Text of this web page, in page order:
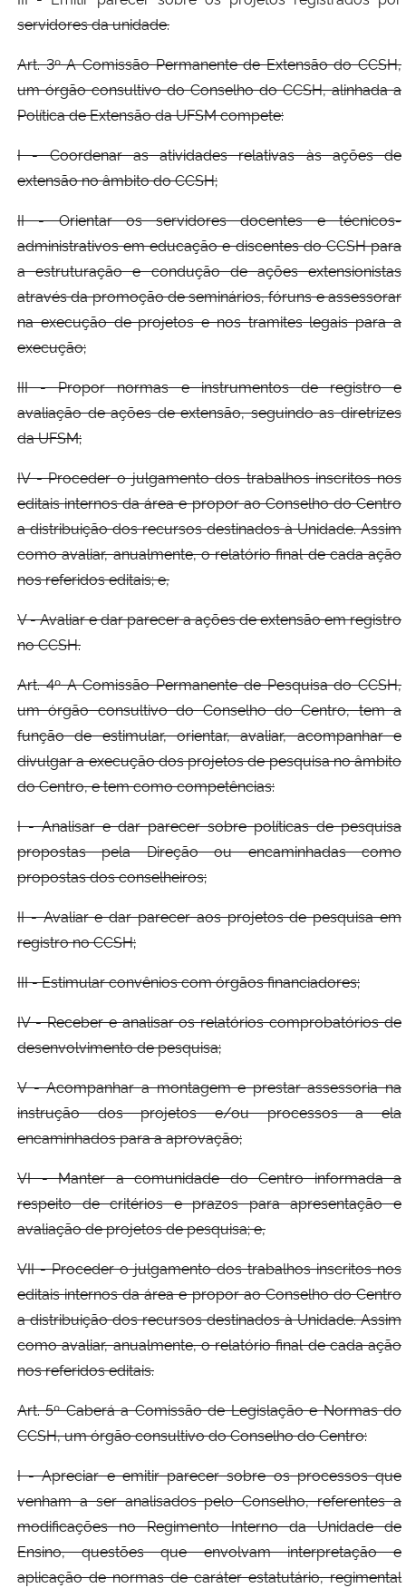
servidores da unidade.
Art. 3º A Comissão Permanente de Extensão do CCSH,
um órgão consultivo do Conselho do CCSH, alinhada a
Política de Extensão da UFSM compete:
I - Coordenar as atividades relativas às ações de
extensão no âmbito do CCSH;
II - Orientar os servidores docentes e técnicos-
administrativos em educação e discentes do CCSH para
a estruturação e condução de ações extensionistas
através da promoção de seminários, fóruns e assessorar
na execução de projetos e nos tramites legais para a
execução;
III - Propor normas e instrumentos de registro e
avaliação de ações de extensão, seguindo as diretrizes
da UFSM;
IV - Proceder o julgamento dos trabalhos inscritos nos
editais internos da área e propor ao Conselho do Centro
a distribuição dos recursos destinados à Unidade. Assim
como avaliar, anualmente, o relatório final de cada ação
nos referidos editais; e,
V - Avaliar e dar parecer a ações de extensão em registro
no CCSH.
Art. 4º A Comissão Permanente de Pesquisa do CCSH,
um órgão consultivo do Conselho do Centro, tem a
função de estimular, orientar, avaliar, acompanhar e
divulgar a execução dos projetos de pesquisa no âmbito
do Centro, e tem como competências:
I - Analisar e dar parecer sobre políticas de pesquisa
propostas pela Direção ou encaminhadas como
propostas dos conselheiros;
II - Avaliar e dar parecer aos projetos de pesquisa em
registro no CCSH;
III - Estimular convênios com órgãos financiadores;
IV - Receber e analisar os relatórios comprobatórios de
desenvolvimento de pesquisa;
V - Acompanhar a montagem e prestar assessoria na
instrução dos projetos e/ou processos a ela
encaminhados para a aprovação;
VI - Manter a comunidade do Centro informada a
respeito de critérios e prazos para apresentação e
avaliação de projetos de pesquisa; e,
VII - Proceder o julgamento dos trabalhos inscritos nos
editais internos da área e propor ao Conselho do Centro
a distribuição dos recursos destinados à Unidade. Assim
como avaliar, anualmente, o relatório final de cada ação
nos referidos editais.
Art. 5º Caberá a Comissão de Legislação e Normas do
CCSH, um órgão consultivo do Conselho do Centro:
I - Apreciar e emitir parecer sobre os processos que
venham a ser analisados pelo Conselho, referentes a
modificações no Regimento Interno da Unidade de
Ensino, questões que envolvam interpretação e
aplicação de normas de caráter estatutário, regimental